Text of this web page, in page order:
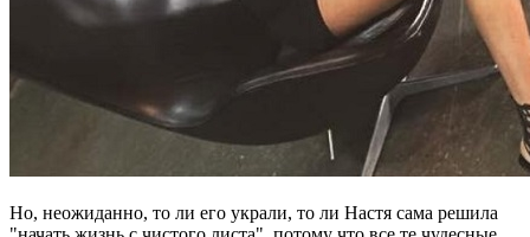
Но, неожиданно, то ли его украли, то ли Настя сама решила